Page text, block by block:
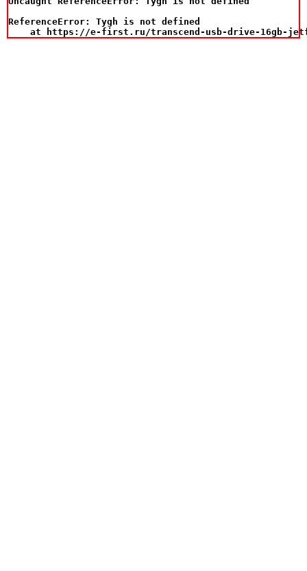
ReferenceError: Tygh is not defined
at https://e-first.ru/transcend-usb-drive-16gb-